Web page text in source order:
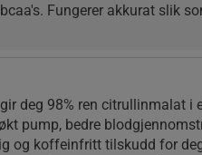
Fungerer akkurat slik
deg 98% ren citrullinmalat i
pump, bedre
og koffeinfritt tilskudd for